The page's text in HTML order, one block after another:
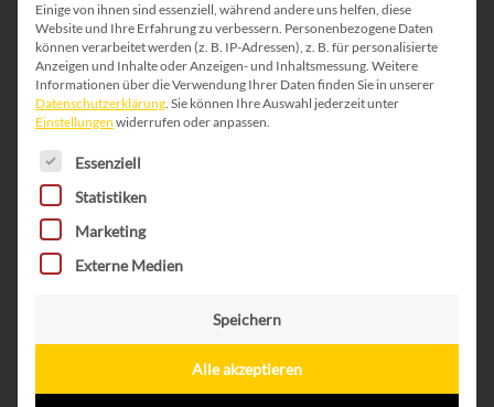
Einige von ihnen sind essenziell, während andere uns helfen, diese
Website und Ihre Erfahrung zu verbessern. Personenbezogene Daten
können verarbeitet werden (z. B. IP-Adressen), z. B. für personalisierte
Anzeigen und Inhalte oder Anzeigen- und Inhaltsmessung. Weitere
Informationen über die Verwendung Ihrer Daten finden Sie in unserer
Datenschutzerklärung. Sie können Ihre Auswahl jederzeit unter
Einstellungen widerrufen oder anpassen.
Es folgt eine Liste der Service-Gruppen, für die
Essenziell
Statistiken
Marketing
Externe Medien
Speichern
Alle akzeptieren